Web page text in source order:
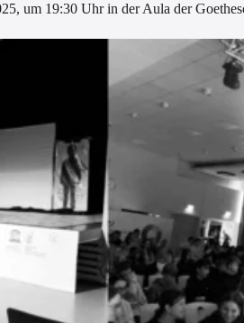
um 19:30 Uhr in der Aula der